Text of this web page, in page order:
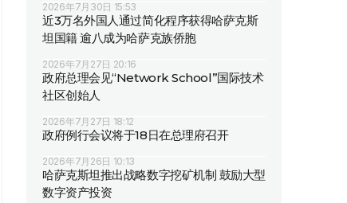
2026年7月30日 15:53
近3万名外国人通过简化程序获得哈萨克斯
坦国籍 逾八成为哈萨克族侨胞
2026年7月27日 20:16
政府总理会见“Network School”国际技术
社区创始人
2026年7月27日 18:12
政府例行会议将于18日在总理府召开
2026年7月26日 10:13
哈萨克斯坦推出战略数字挖矿机制 鼓励大型
数字资产投资